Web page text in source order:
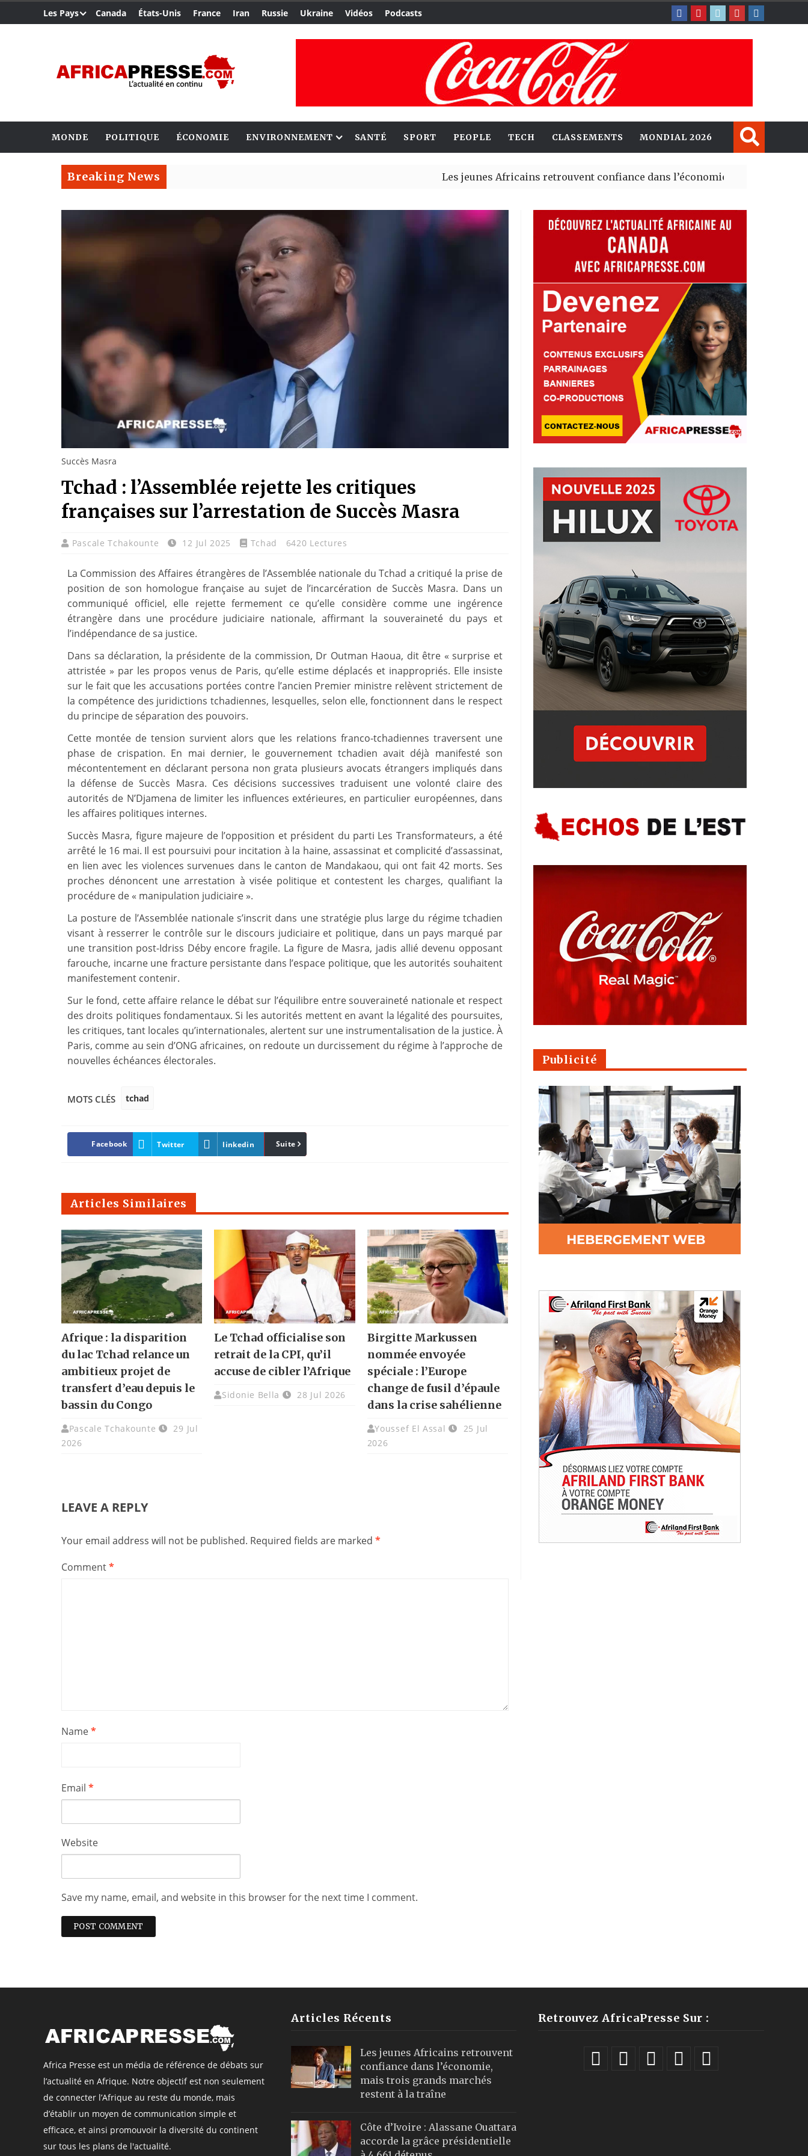
Les Pays Canada États-Unis France Iran Russie Ukraine Vidéos Podcasts
MONDE POLITIQUE ÉCONOMIE ENVIRONNEMENT SANTÉ SPORT PEOPLE TECH CLASSEMENTS MONDIAL 2026
Breaking News Les jeunes Africains retrouvent confiance dans l’économie, mais trois grands
Succès Masra
Tchad : l’Assemblée rejette les critiques
françaises sur l’arrestation de Succès Masra
Pascale Tchakounte 12 Jul 2025 Tchad 6420 Lectures
La Commission des Affaires étrangères de l’Assemblée nationale du Tchad a critiqué la prise de
position de son homologue française au sujet de l’incarcération de Succès Masra. Dans un
communiqué officiel, elle rejette fermement ce qu’elle considère comme une ingérence
étrangère dans une procédure judiciaire nationale, affirmant la souveraineté du pays et
l’indépendance de sa justice.
Dans sa déclaration, la présidente de la commission, Dr Outman Haoua, dit être « surprise et
attristée » par les propos venus de Paris, qu’elle estime déplacés et inappropriés. Elle insiste
sur le fait que les accusations portées contre l’ancien Premier ministre relèvent strictement de
la compétence des juridictions tchadiennes, lesquelles, selon elle, fonctionnent dans le respect
du principe de séparation des pouvoirs.
Cette montée de tension survient alors que les relations franco-tchadiennes traversent une
phase de crispation. En mai dernier, le gouvernement tchadien avait déjà manifesté son
mécontentement en déclarant persona non grata plusieurs avocats étrangers impliqués dans
la défense de Succès Masra. Ces décisions successives traduisent une volonté claire des
autorités de N’Djamena de limiter les influences extérieures, en particulier européennes, dans
les affaires politiques internes.
Succès Masra, figure majeure de l’opposition et président du parti Les Transformateurs, a été
arrêté le 16 mai. Il est poursuivi pour incitation à la haine, assassinat et complicité d’assassinat,
en lien avec les violences survenues dans le canton de Mandakaou, qui ont fait 42 morts. Ses
proches dénoncent une arrestation à visée politique et contestent les charges, qualifiant la
procédure de « manipulation judiciaire ».
La posture de l’Assemblée nationale s’inscrit dans une stratégie plus large du régime tchadien
visant à resserrer le contrôle sur le discours judiciaire et politique, dans un pays marqué par
une transition post-Idriss Déby encore fragile. La figure de Masra, jadis allié devenu opposant
farouche, incarne une fracture persistante dans l’espace politique, que les autorités souhaitent
manifestement contenir.
Sur le fond, cette affaire relance le débat sur l’équilibre entre souveraineté nationale et respect
des droits politiques fondamentaux. Si les autorités mettent en avant la légalité des poursuites,
les critiques, tant locales qu’internationales, alertent sur une instrumentalisation de la justice. À
Paris, comme au sein d’ONG africaines, on redoute un durcissement du régime à l’approche de
nouvelles échéances électorales.
MOTS CLÉS tchad
Facebook Twitter linkedin Pinterest
Suite
Articles Similaires
Afrique : la disparition
du lac Tchad relance un
ambitieux projet de
transfert d’eau depuis le
bassin du Congo
Pascale Tchakounte
29 Jul
2026
Le Tchad officialise son
retrait de la CPI, qu’il
accuse de cibler l’Afrique
Sidonie Bella 28 Jul 2026
Birgitte Markussen
nommée envoyée
spéciale : l’Europe
change de fusil d’épaule
dans la crise sahélienne
Youssef El Assal
25 Jul
2026
LEAVE A REPLY
Your email address will not be published. Required fields are marked *
Comment*
Name*
Email *
Website
Save my name, email, and website in this browser for the next time I comment.
Publicité
Africa Presse est un média de référence de débats sur
l’actualité en Afrique. Notre objectif est non seulement
de connecter l’Afrique au reste du monde, mais
d’établir un moyen de communication simple et
efficace, et ainsi promouvoir la diversité du continent
sur tous les plans de l'actualité.
Articles Récents
Les jeunes Africains retrouvent
confiance dans l’économie,
mais trois grands marchés
restent à la traîne
Côte d’Ivoire : Alassane Ouattara
accorde la grâce présidentielle
Retrouvez AfricaPresse Sur :